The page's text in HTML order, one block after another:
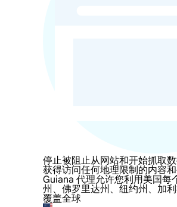
停止被阻止从网站和开始抓取
获得访问任何地理限制的内容
Guiana 代理允许您利用美国每
州、佛罗里达州、纽约州、加利
覆盖全球